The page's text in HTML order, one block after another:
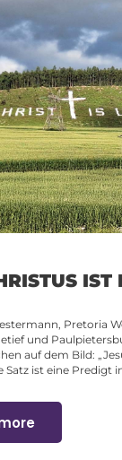
IST
Pretoria
und
auf dem Bild:
Satz ist eine Predigt